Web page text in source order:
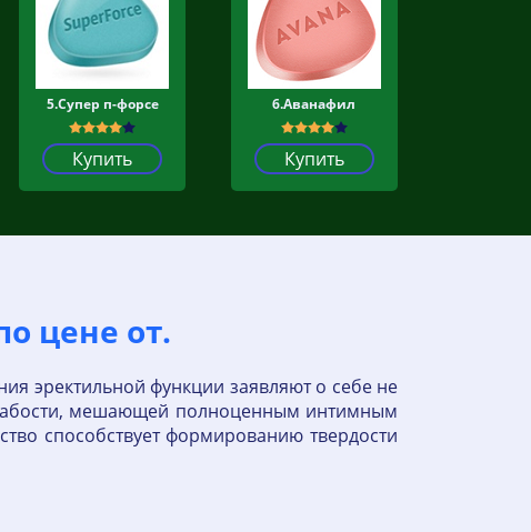
5.Супер п-форсе
Купить
6.Аванафил
Купить
цене от.
эректильной функции заявляют о себе не
мешающей полноценным интимным
способствует формированию твердости